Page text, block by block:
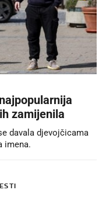
zamijenila
davala djevojčicama
imena.